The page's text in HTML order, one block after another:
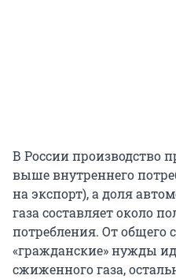
В России производство
выше внутреннего
на экспорт), а доля
газа составляет около
потребления. От общего
«гражданские» нужды
сжиженного газа,